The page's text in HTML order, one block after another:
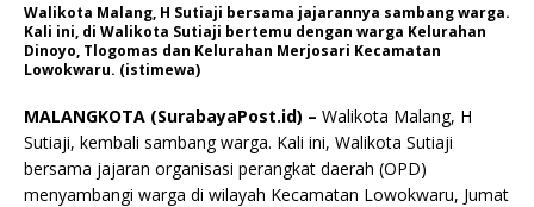
Walikota Malang, H Sutiaji bersama jajarannya sambang warga.
Kali ini, di Walikota Sutiaji bertemu dengan warga Kelurahan
Dinoyo, Tlogomas dan Kelurahan Merjosari Kecamatan
Lowokwaru. (istimewa)
MALANGKOTA (SurabayaPost.id) – Walikota Malang, H
Sutiaji, kembali sambang warga. Kali ini, Walikota Sutiaji
bersama jajaran organisasi perangkat daerah (OPD)
menyambangi warga di wilayah Kecamatan Lowokwaru, Jumat